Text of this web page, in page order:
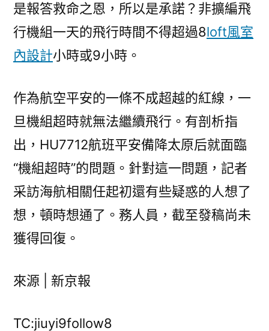
是報答救命之恩，所以是承諾？非擴編飛
行機組一天的飛行時間不得超過8loft風室
內設計小時或9小時。
作為航空平安的一條不成超越的紅線，一
旦機組超時就無法繼續飛行。有剖析指
出，HU7712航班平安備降太原后就面臨
“機組超時”的問題。針對這一問題，記者
采訪海航相關任起初還有些疑惑的人想了
想，頓時想通了。務人員，截至發稿尚未
獲得回復。
來源 | 新京報
TC:jiuyi9follow8